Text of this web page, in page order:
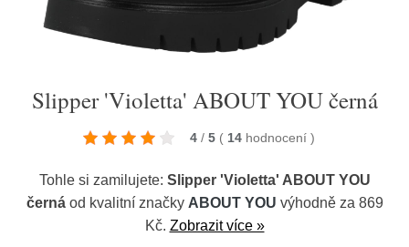
Slipper 'Violetta' ABOUT YOU černá
4 / 5 ( 14 hodnocení )
Tohle si zamilujete: Slipper 'Violetta' ABOUT YOU
černáod kvalitní značky ABOUT YOU výhodně za 869
Kč. Zobrazit více »